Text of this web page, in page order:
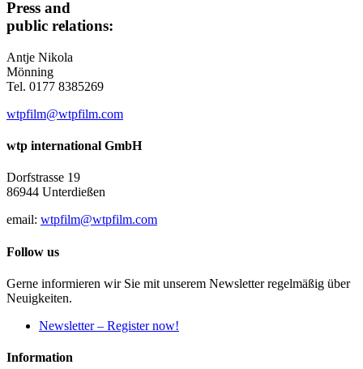
Press and
public relations:
Antje Nikola
Mönning
Tel. 0177 8385269
wtpfilm@wtpfilm.com
wtp international GmbH
Dorfstrasse 19
86944 Unterdießen
email: wtpfilm@wtpfilm.com
Follow us
Gerne informieren wir Sie mit unserem Newsletter regelmäßig über
Neuigkeiten.
Newsletter – Register now!
Information